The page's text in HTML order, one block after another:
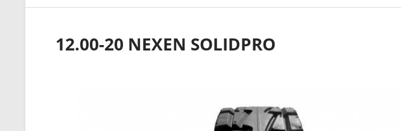
12.00-20 NEXEN SOLIDPRO